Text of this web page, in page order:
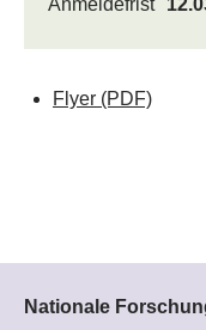
Anmeldefrist
Flyer (PDF)
Nationale